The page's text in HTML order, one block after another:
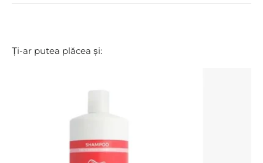
Ți-ar putea plăcea și: